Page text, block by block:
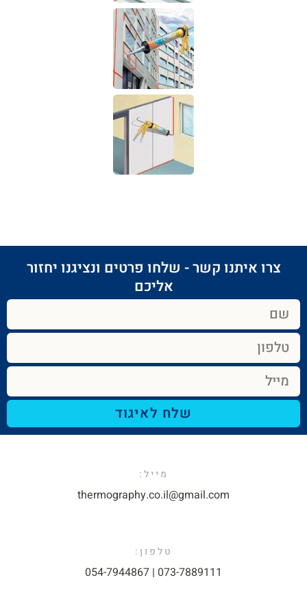
צרו איתנו קשר - שלחו פרטים ונציגנו יחזור
אליכם​
שלח לאיגוד
מייל:​
thermography.co.il@gmail.com​
טלפון:
073-7889111 | 054-7944867​